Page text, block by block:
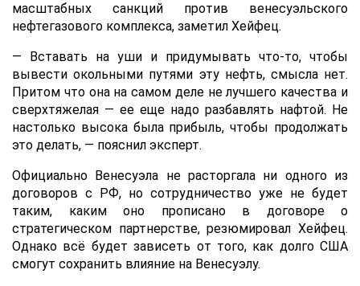
масштабных санкций против венесуэльского
нефтегазового комплекса, заметил Хейфец.
— Вставать на уши и придумывать что-то, чтобы
вывести окольными путями эту нефть, смысла нет.
Притом что она на самом деле не лучшего качества и
сверхтяжелая — ее еще надо разбавлять нафтой. Не
настолько высока была прибыль, чтобы продолжать
это делать, — пояснил эксперт.
Официально Венесуэла не расторгала ни одного из
договоров с РФ, но сотрудничество уже не будет
таким, каким оно прописано в договоре о
стратегическом партнерстве, резюмировал Хейфец.
Однако всё будет зависеть от того, как долго США
смогут сохранить влияние на Венесуэлу.